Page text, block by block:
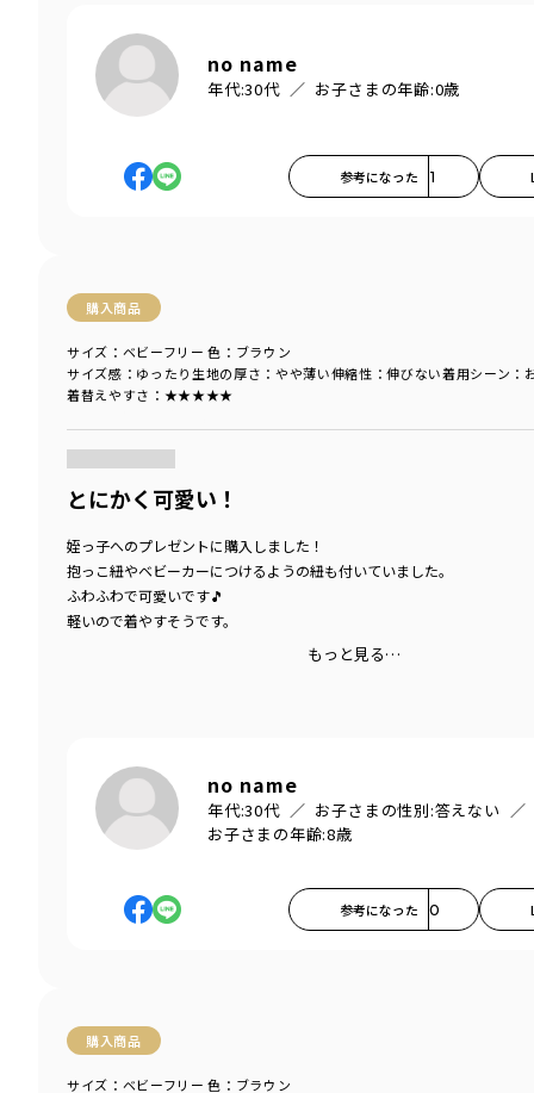
no name
年代:30代 お子さまの年齢:0歳
参考になった 1
購入商品
サイズ感 ：ゆったり 生地の厚さ ：やや薄い伸縮性 ：伸びない着用シーン ：
着替えやすさ ：★★★★★
サイズ：ベビーフリー 色：ブラウン
とにかく可愛い！
姪っ子へのプレゼントに購入しました！
抱っこ紐やベビーカーにつけるようの紐も付いていました。
ふわふわで可愛いです🎵
軽いので着やすそうです。
もっと見る…
no name
年代:30代 お子さまの性別:答えない
お子さまの年齢:8歳
参考になった 0
購入商品
サイズ：ベビーフリー 色：ブラウン